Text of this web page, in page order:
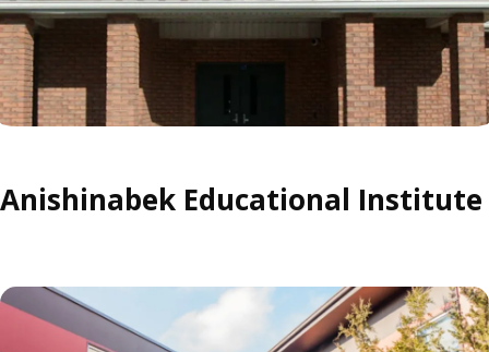
Anishinabek Educational Institute